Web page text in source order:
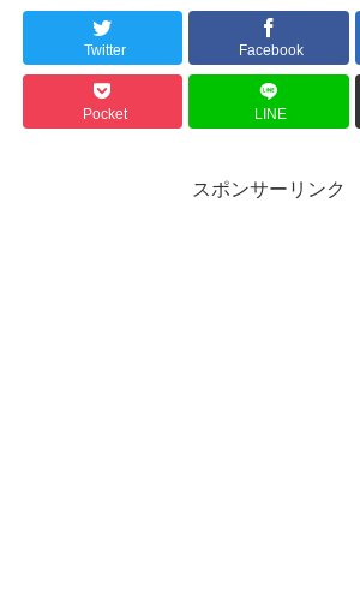
Twitter Facebook
Pocket LINE
スポンサーリンク